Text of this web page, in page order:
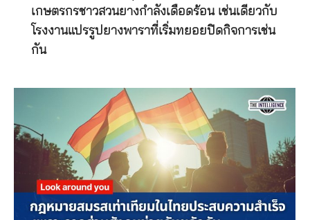
เกษตรกรชาวสวนยางกำลังเดือดร้อน เช่นเดียวกับ
โรงงานแปรรูปยางพาราที่เริ่มทยอยปิดกิจการเช่น
กัน